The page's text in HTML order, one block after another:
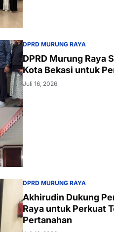
DPRD MURUNG RAYA
DPRD Murung Raya
Kota Bekasi untuk
Juli 16, 2026
DPRD MURUNG RAYA
Akhirudin Dukung
Raya untuk Perkuat
Pertanahan